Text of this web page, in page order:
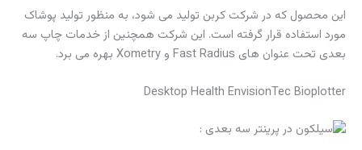
این محصول که در شرکت کربن تولید می شود، به منظور تولید پوشاک
مورد استفاده قرار گرفته است. این شرکت همچنین از خدمات چاپ سه
بعدی تحت عنوان های Fast Radius و Xometry بهره می برد.
Desktop Health EnvisionTec Bioplotter